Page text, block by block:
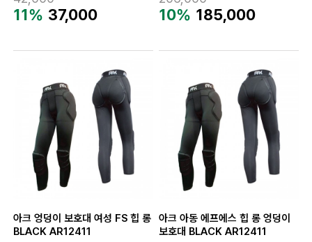
11% 37,000 10% 185,000
아크 엉덩이 보호대 여성 FS 힙 롱
BLACK AR12411
아크 아동 에프에스 힙 롱 엉덩이
보호대 BLACK AR12411